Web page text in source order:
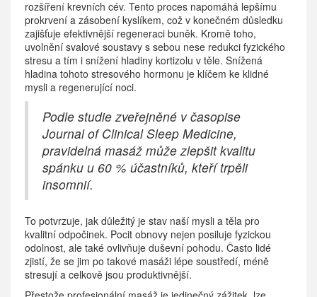
rozšíření krevních cév. Tento proces napomáhá lepšímu
prokrvení a zásobení kyslíkem, což v konečném důsledku
zajišťuje efektivnější regeneraci buněk. Kromě toho,
uvolnění svalové soustavy s sebou nese redukci fyzického
stresu a tím i snížení hladiny kortizolu v těle. Snížená
hladina tohoto stresového hormonu je klíčem ke klidné
mysli a regenerující noci.
Podle studie zveřejněné v časopise
Journal of Clinical Sleep Medicine,
pravidelná masáž může zlepšit kvalitu
spánku u 60 % účastníků, kteří trpěli
insomnií.
To potvrzuje, jak důležitý je stav naší mysli a těla pro
kvalitní odpočinek. Pocit obnovy nejen posiluje fyzickou
odolnost, ale také ovlivňuje duševní pohodu. Často lidé
zjistí, že se jim po takové masáži lépe soustředí, méně
stresují a celkově jsou produktivnější.